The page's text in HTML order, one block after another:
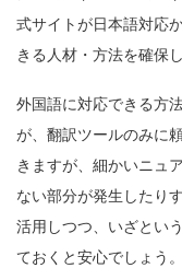
式サイトが日本語対応
きる人材・方法を確保
外国語に対応できる方
が、翻訳ツールのみに
きますが、細かいニュ
ない部分が発生したり
活用しつつ、いざとい
ておくと安心でしょう。